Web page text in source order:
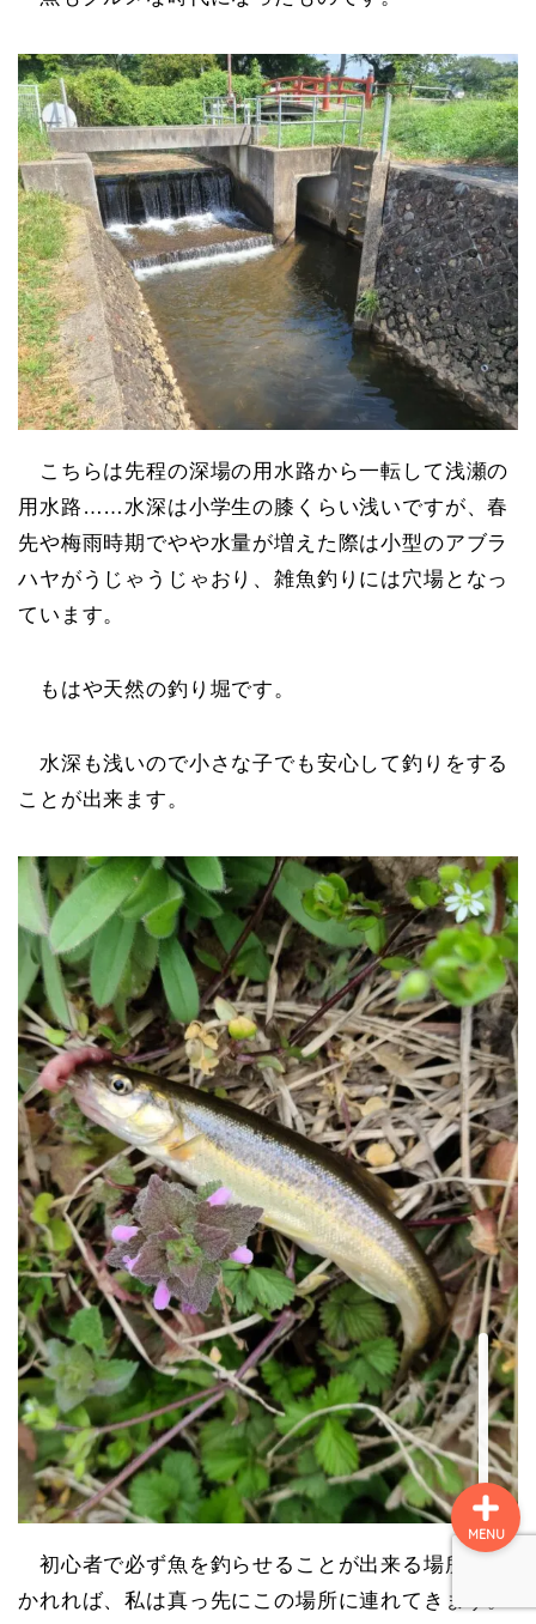
こちらは先程の深場の用水路から一転して浅瀬の
用水路……水深は小学生の膝くらい浅いですが、春
先や梅雨時期でやや水量が増えた際は小型のアブラ
ハヤがうじゃうじゃおり、雑魚釣りには穴場となっ
ています。
もはや天然の釣り堀です。
水深も浅いので小さな子でも安心して釣りをする
ことが出来ます。
初心者で必ず魚を釣らせることが出来る場所と聞
かれれば、私は真っ先にこの場所に連れてきます。
MENU
名所
史跡
町ぶら
自然